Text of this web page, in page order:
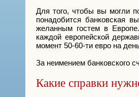
Для того, чтобы вы могли
понадобится банковская
желанным гостем в
каждой европейской
момент 50-60-ти евро на
За неимением банковского
Какие справки